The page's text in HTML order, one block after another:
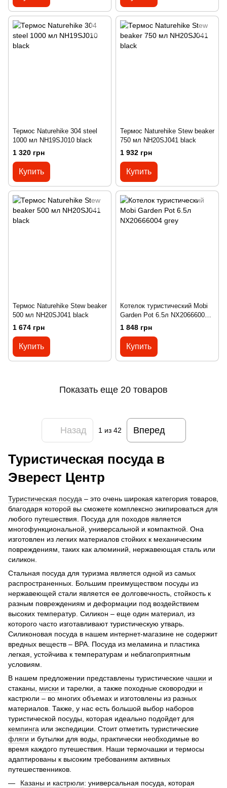
Термос Naturehike 304 steel
1000 мл NH19SJ010 black
1 320 грн
Купить
Термос Naturehike Stew beaker
750 мл NH20SJ041 black
1 932 грн
Купить
Термос Naturehike Stew beaker
500 мл NH20SJ041 black
1 674 грн
Купить
Котелок туристический Mobi
Garden Pot 6.5л NX20666004
grey
1 848 грн
Купить
Показать еще 20 товаров
Назад 1из 42 Вперед
Туристическая посуда в
Эверест Центр
Туристическая посуда – это очень широкая категория товаров,
благодаря которой вы сможете комплексно экипироваться для
любого путешествия. Посуда для походов является
многофункциональной, универсальной и компактной. Она
изготовлен из легких материалов стойких к механическим
повреждениям, таких как алюминий, нержавеющая сталь или
силикон.
Стальная посуда для туризма является одной из самых
распространенных. Большим преимуществом посуды из
нержавеющей стали является ее долговечность, стойкость к
разным повреждениям и деформации под воздействием
высоких температур. Силикон – еще один материал, из
которого часто изготавливают туристическую утварь.
Силиконовая посуда в нашем интернет-магазине не содержит
вредных веществ – BPA. Посуда из меламина и пластика
легкая, устойчива к температурам и неблагоприятным
условиям.
В нашем предложении представлены туристические чашки и
стаканы, миски и тарелки, а также походные сковородки и
кастрюли – во многих объемах и изготовлены из разных
материалов. Также, у нас есть большой выбор наборов
туристической посуды, которая идеально подойдет для
кемпинга или экспедиции. Стоит отметить туристические
фляги и бутылки для воды, практически необходимые во
время каждого путешествия. Наши термочашки и термосы
адаптированы к высоким требованиям активных
путешественников.
Казаны и кастрюли: универсальная посуда, которая